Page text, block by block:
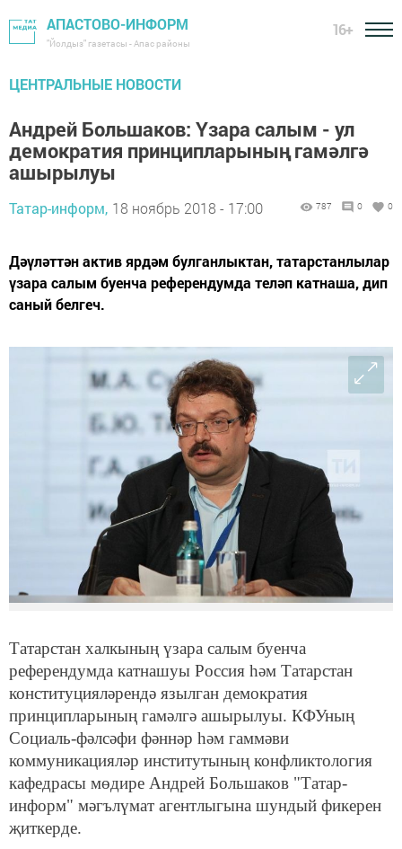
АПАСТОВО-ИНФОРМ
"Йолдыз" газетасы - Апас районы
16+
ЦЕНТРАЛЬНЫЕ НОВОСТИ
Андрей Большаков: Үзара салым - ул
демократия принципларының гамәлгә
ашырылуы
Татар-информ, 18 ноябрь 2018 - 17:00 787 0 0
Дәүләттән актив ярдәм булганлыктан, татарстанлылар
үзара салым буенча референдумда теләп катнаша, дип
саный белгеч.
Татарстан халкының үзара салым буенча
референдумда катнашуы Россия һәм Татарстан
конституцияләрендә язылган демократия
принципларының гамәлгә ашырылуы. КФУның
Социаль-фәлсәфи фәннәр һәм гаммәви
коммуникацияләр институтының конфликтология
кафедрасы мөдире Андрей Большаков "Татар-
информ" мәгълүмат агентлыгына шундый фикерен
җиткерде.